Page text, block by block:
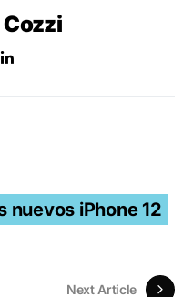
nuevos iPhone 12
Next Article